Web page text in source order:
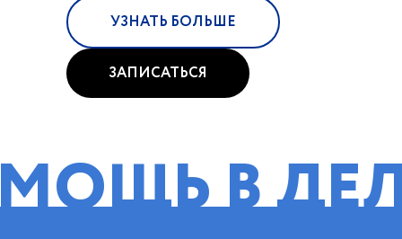
УЗНАТЬ БОЛЬШЕ
ЗАПИСАТЬСЯ
В ДЕЛАХ